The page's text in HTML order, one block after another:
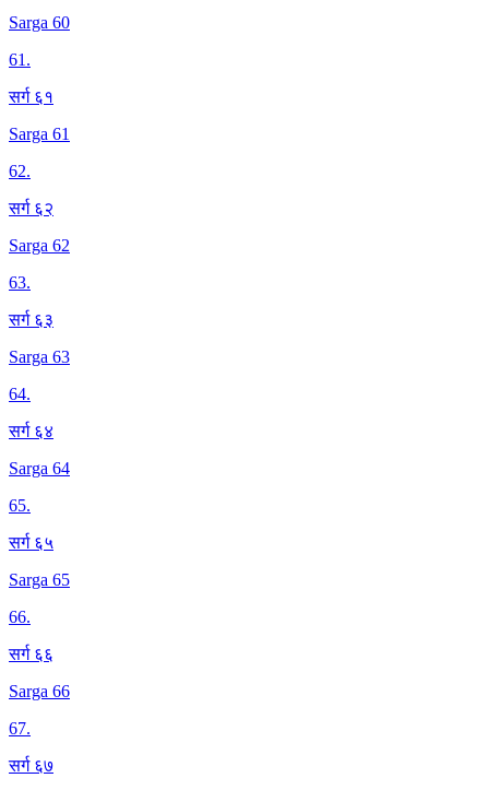
Sarga 60
61.
सर्ग ६१
Sarga 61
62.
सर्ग ६२
Sarga 62
63.
सर्ग ६३
Sarga 63
64.
सर्ग ६४
Sarga 64
65.
सर्ग ६५
Sarga 65
66.
सर्ग ६६
Sarga 66
67.
सर्ग ६७